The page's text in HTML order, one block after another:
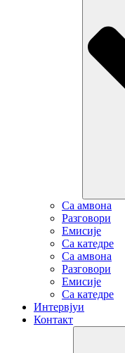
Са амвона
Разговори
Емисије
Са катедре
Са амвона
Разговори
Емисије
Са катедре
Интервјуи
Контакт